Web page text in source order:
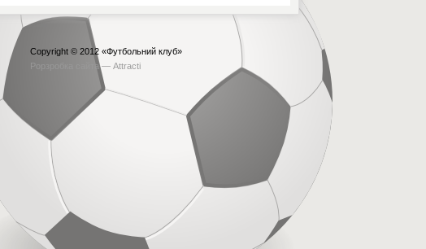
Copyright © 2012 «Футбольний клуб»
Рорзробка сайта — Attracti